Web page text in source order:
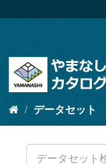
キ
データセット